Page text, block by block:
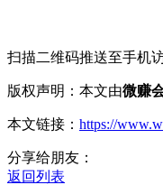
扫描二维码推送至手机访
版权声明：本文由微赚
本文链接： https://
分享给朋友：
返回列表